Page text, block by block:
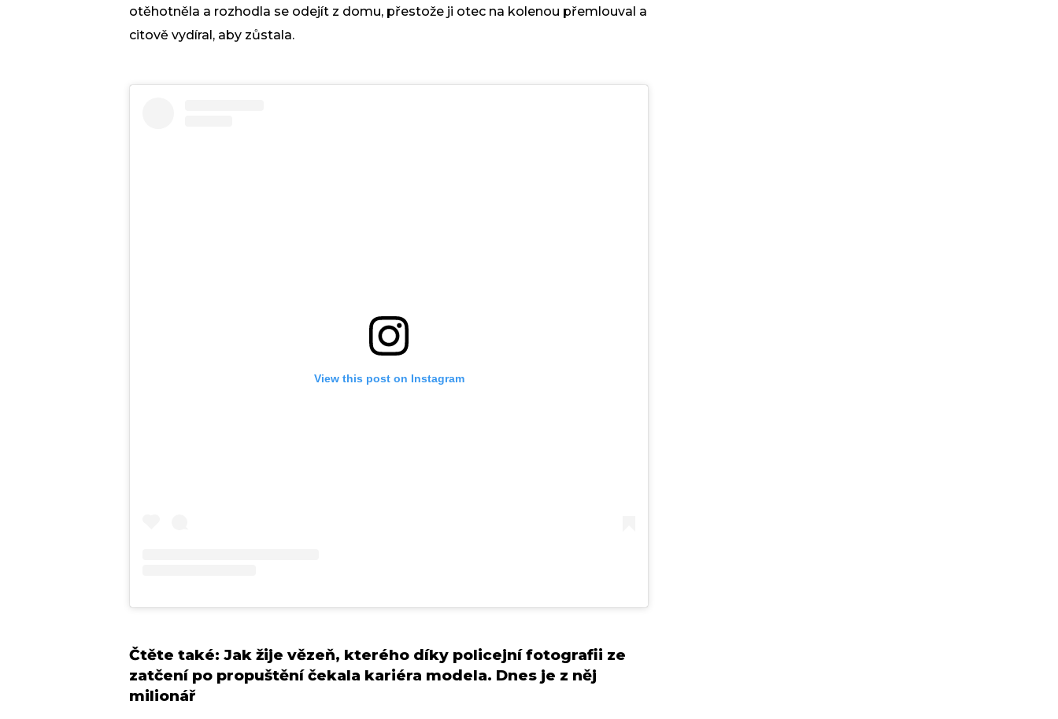
otěhotněla a rozhodla se odejít z domu, přestože ji otec na kolenou přemlouval a
citově vydíral, aby zůstala.
View this post on Instagram
Čtěte také: Jak žije vězeň, kterého díky policejní fotografii ze
zatčení po propuštění čekala kariéra modela. Dnes je z něj
milionář